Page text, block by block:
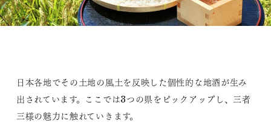
日本各地でその土地の風土を反映した個性的な地酒が生み
出されています。ここでは3つの県をピックアップし、三者
三様の魅力に触れていきます。